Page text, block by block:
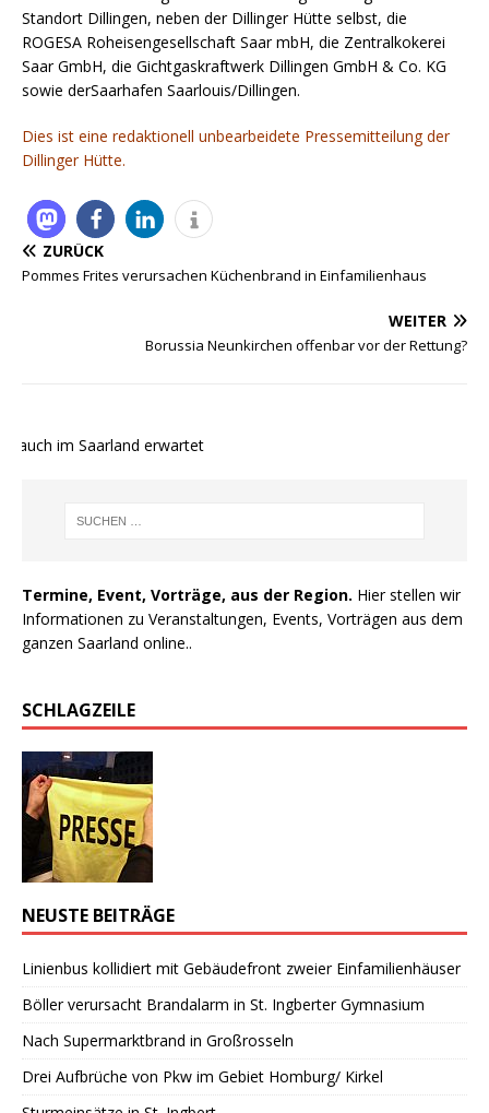
Standort Dillingen, neben der Dillinger Hütte selbst, die
ROGESA Roheisengesellschaft Saar mbH, die Zentralkokerei
Saar GmbH, die Gichtgaskraftwerk Dillingen GmbH & Co. KG
sowie derSaarhafen Saarlouis/Dillingen.
Dies ist eine redaktionell unbearbeidete Pressemitteilung der
Dillinger Hütte.
ZURÜCK
Pommes Frites verursachen Küchenbrand in Einfamilienhaus
WEITER
Borussia Neunkirchen offenbar vor der Rettung?
im Saarland erwartet
Termine, Event, Vorträge, aus der Region. Hier stellen wir
Informationen zu Veranstaltungen, Events, Vorträgen aus dem
ganzen Saarland online..
SCHLAGZEILE
NEUSTE BEITRÄGE
Linienbus kollidiert mit Gebäudefront zweier Einfamilienhäuser
Böller verursacht Brandalarm in St. Ingberter Gymnasium
Nach Supermarktbrand in Großrosseln
Drei Aufbrüche von Pkw im Gebiet Homburg/ Kirkel